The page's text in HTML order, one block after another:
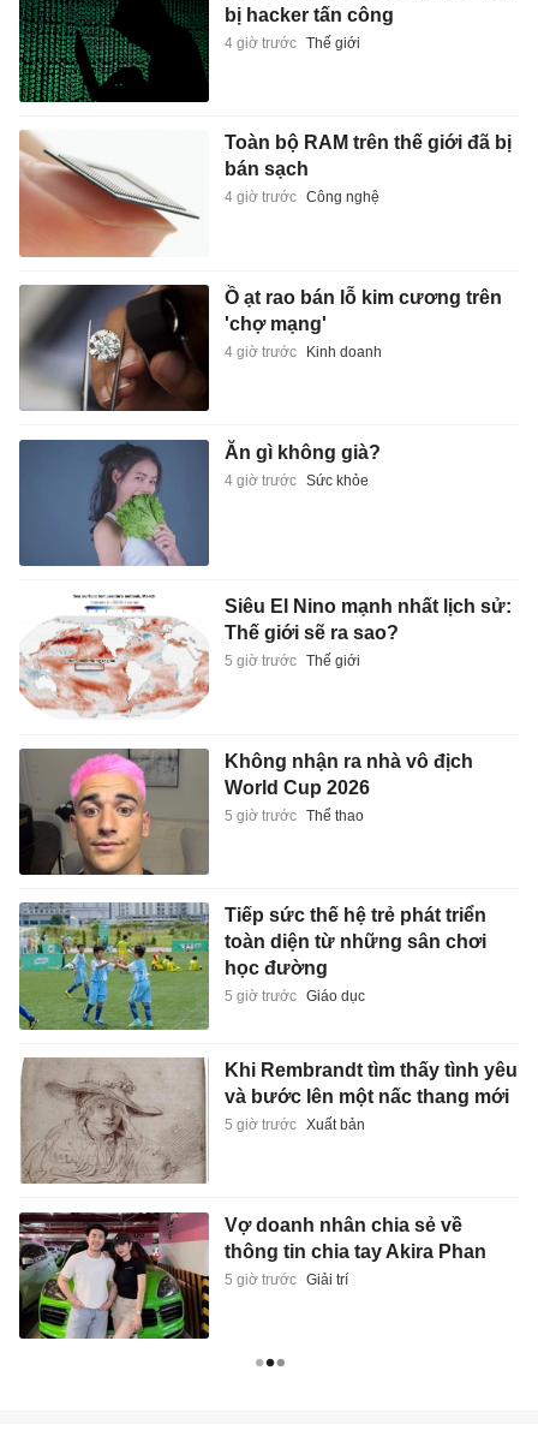
bị hacker tấn công
4 giờ trước Thế giới
Toàn bộ RAM trên thế giới đã bị
bán sạch
4 giờ trước Công nghệ
Ồ ạt rao bán lỗ kim cương trên
'chợ mạng'
4 giờ trước Kinh doanh
Ăn gì không già?
4 giờ trước Sức khỏe
Siêu El Nino mạnh nhất lịch sử:
Thế giới sẽ ra sao?
5 giờ trước Thế giới
Không nhận ra nhà vô địch
World Cup 2026
5 giờ trước Thể thao
Tiếp sức thế hệ trẻ phát triển
toàn diện từ những sân chơi
học đường
5 giờ trước Giáo dục
Khi Rembrandt tìm thấy tình yêu
và bước lên một nấc thang mới
5 giờ trước Xuất bản
Vợ doanh nhân chia sẻ về
thông tin chia tay Akira Phan
5 giờ trước Giải trí